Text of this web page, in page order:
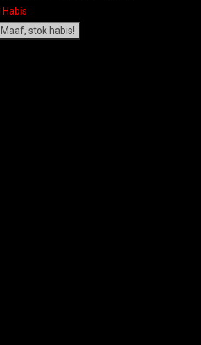
Habis
Maaf, stok habis!